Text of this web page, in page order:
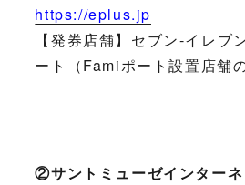
https://eplus.jp
【発券店舗】セブン-イレブ
ート（Famiポート設置店舗の
②サントミューゼインター